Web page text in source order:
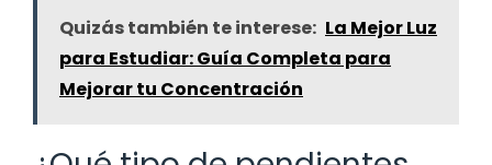
Quizás también te interese: La Mejor Luz
para Estudiar: Guía Completa para
Mejorar tu Concentración